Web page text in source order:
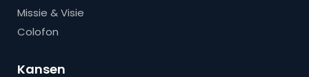
Missie & Visie
Colofon
Kansen